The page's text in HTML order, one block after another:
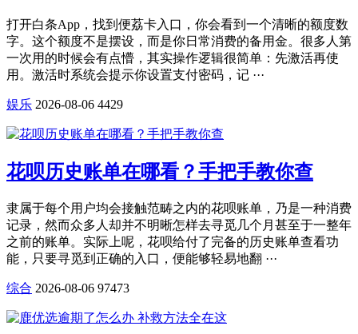
打开白条App，找到便荔卡入口，你会看到一个清晰的额度数
字。这个额度不是摆设，而是你日常消费的备用金。很多人第
一次用的时候会有点懵，其实操作逻辑很简单：先激活再使
用。激活时系统会提示你设置支付密码，记 ···
娱乐 2026-08-06 4429
花呗历史账单在哪看？手把手教你查
隶属于每个用户均会接触范畴之内的花呗账单，乃是一种消费
记录，然而众多人却并不明晰怎样去寻觅几个月甚至于一整年
之前的账单。实际上呢，花呗给付了完备的历史账单查看功
能，只要寻觅到正确的入口，便能够轻易地翻 ···
综合 2026-08-06 97473